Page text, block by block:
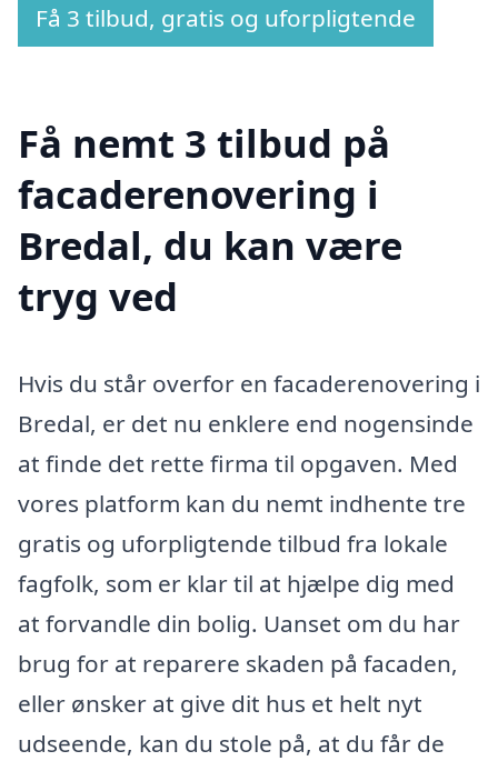
Få 3 tilbud, gratis og uforpligtende
Få nemt 3 tilbud på
facaderenovering i
Bredal, du kan være
tryg ved
Hvis du står overfor en facaderenovering i
Bredal, er det nu enklere end nogensinde
at finde det rette firma til opgaven. Med
vores platform kan du nemt indhente tre
gratis og uforpligtende tilbud fra lokale
fagfolk, som er klar til at hjælpe dig med
at forvandle din bolig. Uanset om du har
brug for at reparere skaden på facaden,
eller ønsker at give dit hus et helt nyt
udseende, kan du stole på, at du får de